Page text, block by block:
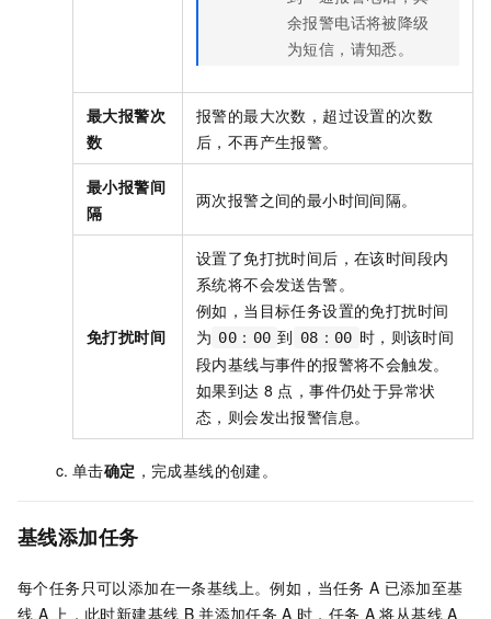
余报警电话将被降级
为短信，请知悉。
最大报警次
数
报警的最大次数，超过设置的次数
后，不再产生报警。
最小报警间
隔
两次报警之间的最小时间间隔。
免打扰时间
设置了免打扰时间后，在该时间段内
系统将不会发送告警。
例如，当目标任务设置的免打扰时间
为 00：00 到 08：00 时，则该时间
段内基线与事件的报警将不会触发。
如果到达 8 点，事件仍处于异常状
态，则会发出报警信息。
单击确定 ，完成基线的创建。
基线添加任务
每个任务只可以添加在一条基线上。例如，当任务 A 已添加至基
线 A 上，此时新建基线 B 并添加任务 A 时，任务 A 将从基线 A